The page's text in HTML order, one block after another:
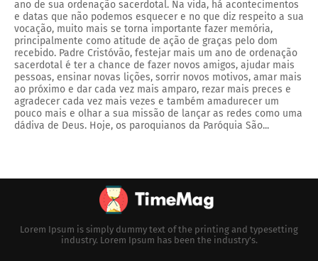
ano de sua ordenação sacerdotal. Na vida, há acontecimentos
e datas que não podemos esquecer e no que diz respeito a sua
vocação, muito mais se torna importante fazer memória,
principalmente como atitude de ação de graças pelo dom
recebido. Padre Cristóvão, festejar mais um ano de ordenação
sacerdotal é ter a chance de fazer novos amigos, ajudar mais
pessoas, ensinar novas lições, sorrir novos motivos, amar mais
ao próximo e dar cada vez mais amparo, rezar mais preces e
agradecer cada vez mais vezes e também amadurecer um
pouco mais e olhar a sua missão de lançar as redes como uma
dádiva de Deus. Hoje, os paroquianos da Paróquia São...
Lorem Ipsum is simply dummy text of the printing and typesetting
industry. Lorem Ipsum has been the industry's.